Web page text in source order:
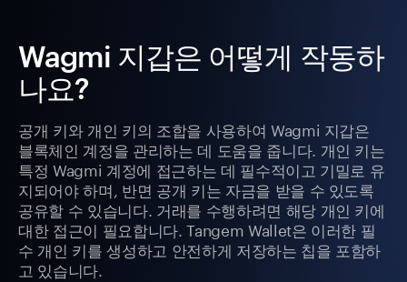
Wagmi 지갑은 어떻게 작동하
나요?
공개 키와 개인 키의 조합을 사용하여 Wagmi 지갑은
블록체인 계정을 관리하는 데 도움을 줍니다. 개인 키는
특정 Wagmi 계정에 접근하는 데 필수적이고 기밀로 유
지되어야 하며, 반면 공개 키는 자금을 받을 수 있도록
공유할 수 있습니다. 거래를 수행하려면 해당 개인 키에
대한 접근이 필요합니다. Tangem Wallet은 이러한 필
수 개인 키를 생성하고 안전하게 저장하는 칩을 포함하
고 있습니다.